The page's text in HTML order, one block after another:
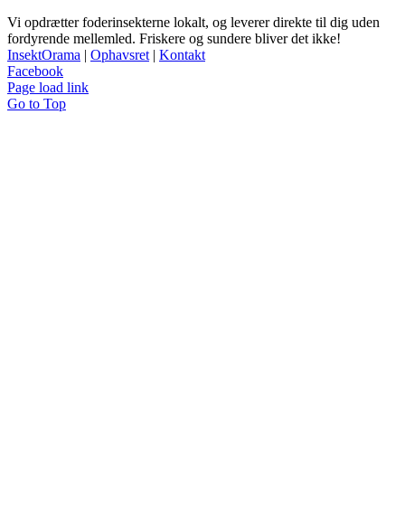
Vi opdrætter foderinsekterne lokalt, og leverer direkte til dig uden
fordyrende mellemled. Friskere og sundere bliver det ikke!
InsektOrama | Ophavsret | Kontakt
Facebook
Page load link
Go to Top